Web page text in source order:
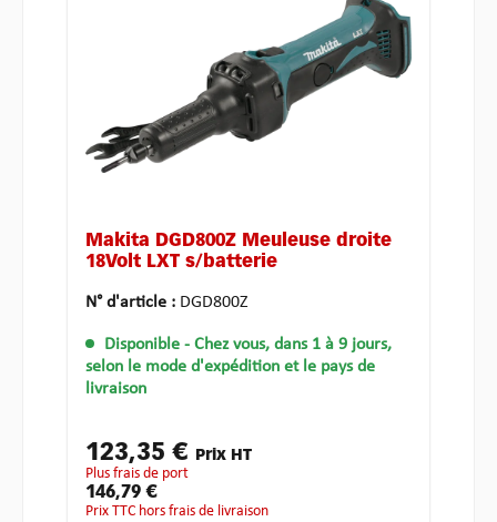
Makita DGD800Z Meuleuse droite
18Volt LXT s/batterie
N° d'article : DGD800Z
Disponible - Chez vous, dans 1 à 9 jours,
selon le mode d'expédition et le pays de
livraison
123,35 € Prix HT
plus frais de port
146,79 €
Prix TTC hors frais de livraison